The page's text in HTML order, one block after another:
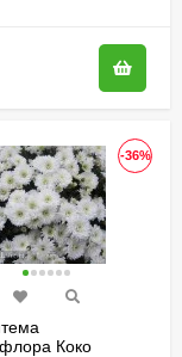
-36%
Коко